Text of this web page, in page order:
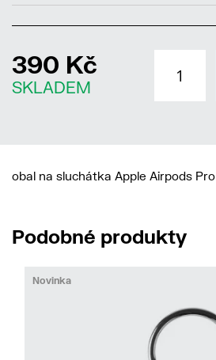
390 Kč
SKLADEM
obal na sluchátka Apple Airpods Pro
Podobné produkty
Novinka